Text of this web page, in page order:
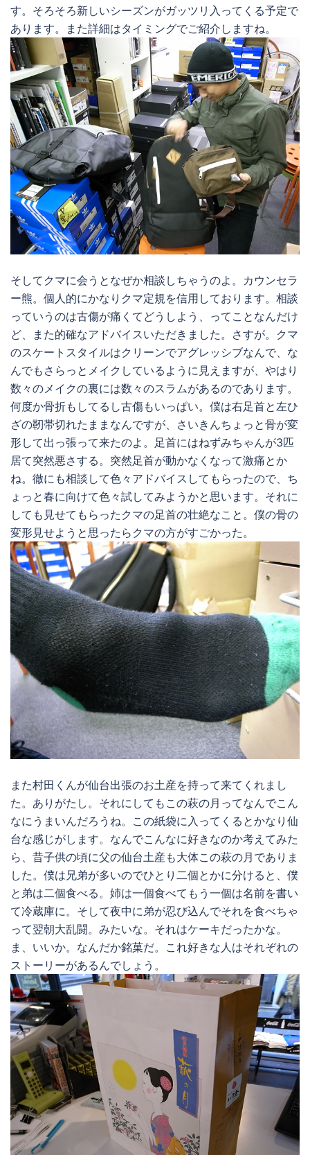
す。そろそろ新しいシーズンがガッツリ入ってくる予定で
あります。また詳細はタイミングでご紹介しますね。
そしてクマに会うとなぜか相談しちゃうのよ。カウンセラ
ー熊。個人的にかなりクマ定規を信用しております。相談
っていうのは古傷が痛くてどうしよう、ってことなんだけ
ど、また的確なアドバイスいただきました。さすが。クマ
のスケートスタイルはクリーンでアグレッシブなんで、な
んでもさらっとメイクしているように見えますが、やはり
数々のメイクの裏には数々のスラムがあるのであります。
何度か骨折もしてるし古傷もいっぱい。僕は右足首と左ひ
ざの靭帯切れたままなんですが、さいきんちょっと骨が変
形して出っ張って来たのよ。足首にはねずみちゃんが3匹
居て突然悪さする。突然足首が動かなくなって激痛とか
ね。徹にも相談して色々アドバイスしてもらったので、ち
ょっと春に向けて色々試してみようかと思います。それに
しても見せてもらったクマの足首の壮絶なこと。僕の骨の
変形見せようと思ったらクマの方がすごかった。
また村田くんが仙台出張のお土産を持って来てくれまし
た。ありがたし。それにしてもこの萩の月ってなんでこん
なにうまいんだろうね。この紙袋に入ってくるとかなり仙
台な感じがします。なんでこんなに好きなのか考えてみた
ら、昔子供の頃に父の仙台土産も大体この萩の月でありま
した。僕は兄弟が多いのでひとり二個とかに分けると、僕
と弟は二個食べる。姉は一個食べてもう一個は名前を書い
て冷蔵庫に。そして夜中に弟が忍び込んでそれを食べちゃ
って翌朝大乱闘。みたいな。それはケーキだったかな。
ま、いいか。なんだか銘菓だ。これ好きな人はそれぞれの
ストーリーがあるんでしょう。